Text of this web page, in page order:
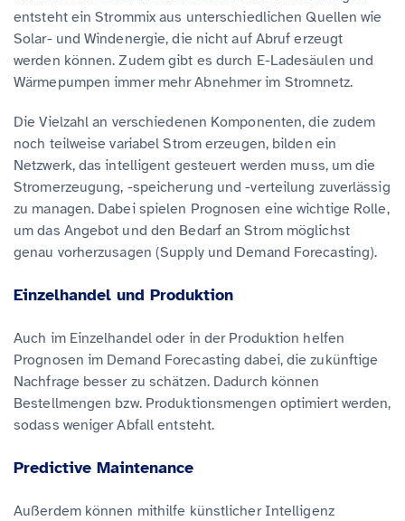
entsteht ein Strommix aus unterschiedlichen Quellen wie
Solar- und Windenergie, die nicht auf Abruf erzeugt
werden können. Zudem gibt es durch E-Ladesäulen und
Wärmepumpen immer mehr Abnehmer im Stromnetz.
Die Vielzahl an verschiedenen Komponenten, die zudem
noch teilweise variabel Strom erzeugen, bilden ein
Netzwerk, das intelligent gesteuert werden muss, um die
Stromerzeugung, -speicherung und -verteilung zuverlässig
zu managen. Dabei spielen Prognosen eine wichtige Rolle,
um das Angebot und den Bedarf an Strom möglichst
genau vorherzusagen (Supply und Demand Forecasting).
Einzelhandel und Produktion
Auch im Einzelhandel oder in der Produktion helfen
Prognosen im Demand Forecasting dabei, die zukünftige
Nachfrage besser zu schätzen. Dadurch können
Bestellmengen bzw. Produktionsmengen optimiert werden,
sodass weniger Abfall entsteht.
Predictive Maintenance
Außerdem können mithilfe künstlicher Intelligenz